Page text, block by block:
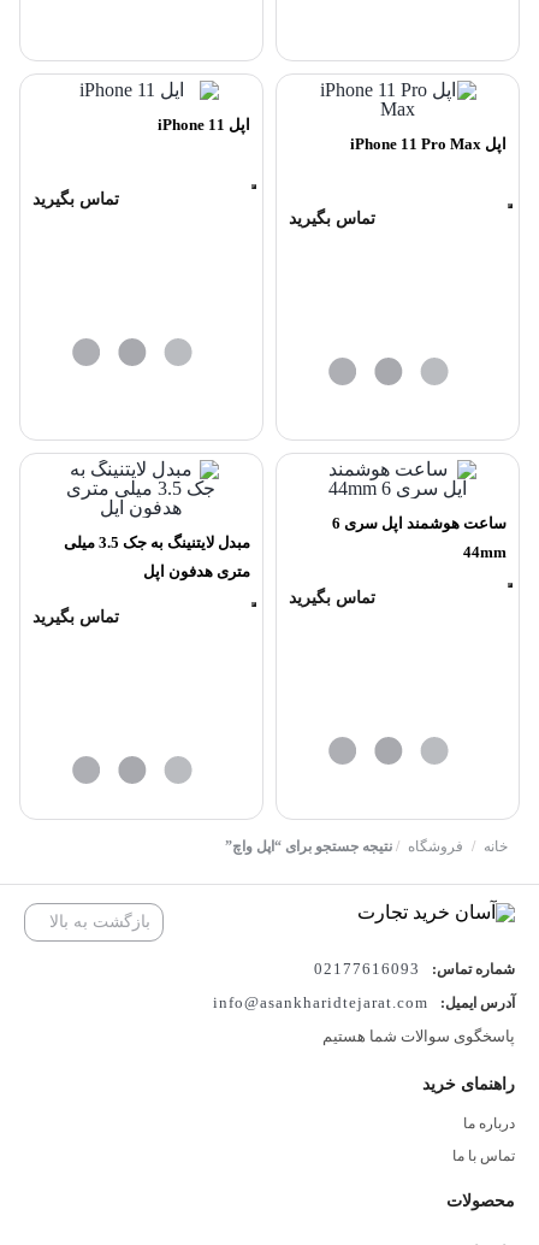
اپل iPhone 11 Pro Max
تماس بگیرید
اپل iPhone 11
تماس بگیرید
ساعت هوشمند اپل سری 6
44mm
تماس بگیرید
مبدل لایتنینگ به جک 3.5 میلی
متری هدفون اپل
تماس بگیرید
خانه / فروشگاه / نتیجه جستجو برای “اپل واچ”
بازگشت به بالا
شماره تماس: 02177616093
آدرس ایمیل:
info@asankharidtejarat.com
پاسخگوی سوالات شما هستیم
راهنمای خرید
درباره ما
تماس با ما
محصولات